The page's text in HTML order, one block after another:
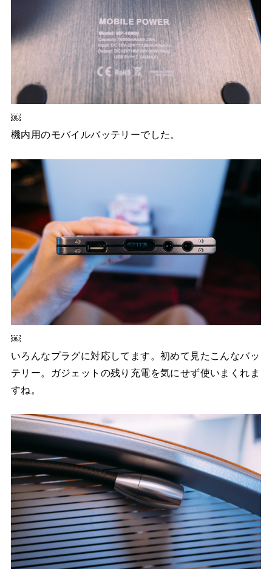
￼
機内用のモバイルバッテリーでした。
￼
いろんなプラグに対応してます。初めて見たこんなバッ
テリー。ガジェットの残り充電を気にせず使いまくれま
すね。